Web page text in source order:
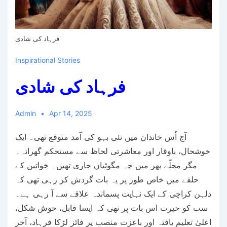
فرہاد کی شادی
Inspirational Stories
فرہاد کی شادی
Admin Apr 14, 2025
آج اُس خاندان میں نئی بہو کی آمد متوقع تھی۔ ایک
خوشحال، باوقار اور معاشرتی لحاظ سے مستحکم گھرانہ۔
مگر محلّے بھر میں چہ مگوئیاں جاری تھیں۔ خواتین کے
حلقے میں خاص طور پر یہ بات گردش کر رہی تھی کہ
دلہن کراچی کے ایک نہایت پسماندہ علاقے سے آ رہی ہے۔
سب کو حیرت اس بات پر تھی کہ ایسا قابل، خوش شکل،
اعلیٰ تعلیم یافتہ اور باعزت منصب پر فائز لڑکا فرہاد، آخر